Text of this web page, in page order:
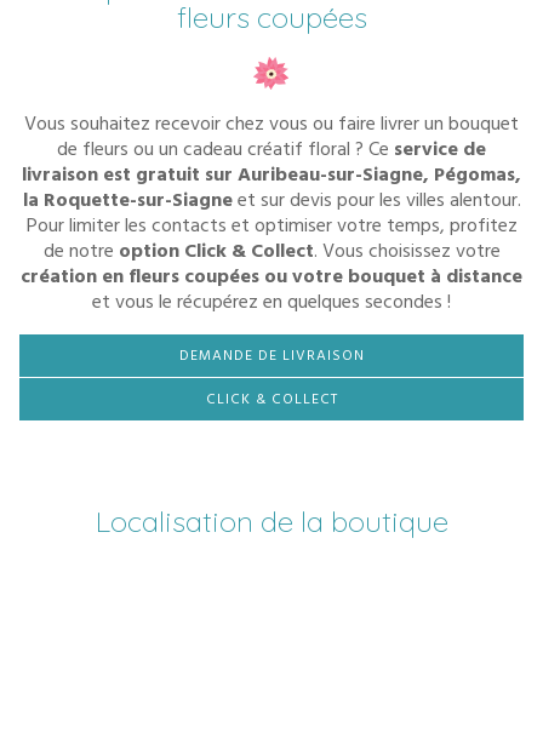
fleurs coupées
Vous souhaitez recevoir chez vous ou faire livrer un bouquet
de fleurs ou un cadeau créatif floral ? Ce service de
livraison est gratuit sur Auribeau-sur-Siagne, Pégomas,
la Roquette-sur-Siagneet sur devis pour les villes alentour.
Pour limiter les contacts et optimiser votre temps, profitez
de notre option Click & Collect. Vous choisissez votre
création en fleurs coupées ou votre bouquet à distance
et vous le récupérez en quelques secondes !
DEMANDE DE LIVRAISON
CLICK & COLLECT
Localisation de la boutique